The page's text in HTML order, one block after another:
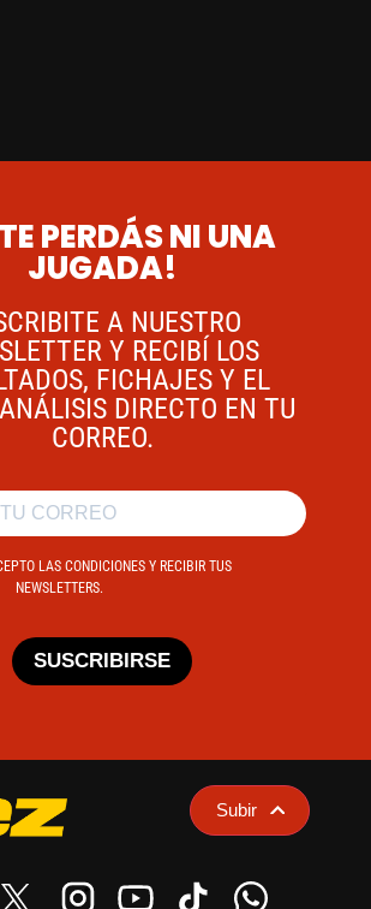
PERDÁS NI UNA
JUGADA!
A NUESTRO
Y RECIBÍ LOS
FICHAJES Y EL
DIRECTO EN TU
CORREO.
LAS CONDICIONES Y RECIBIR TUS
NEWSLETTERS.
SUSCRIBIRSE
Subir